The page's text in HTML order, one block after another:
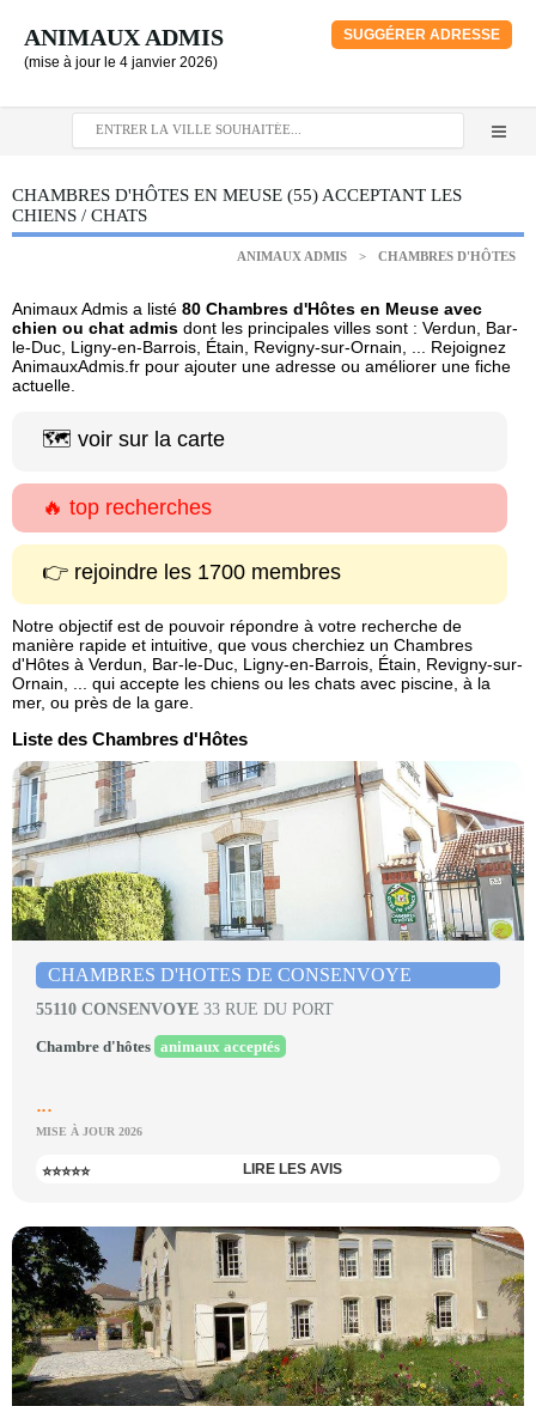
ANIMAUX ADMIS
(mise à jour le 4 janvier 2026)
SUGGÉRER ADRESSE
CHAMBRES D'HÔTES EN MEUSE (55) ACCEPTANT LES
CHIENS / CHATS
ANIMAUX ADMIS > CHAMBRES D'HÔTES
Animaux Admis a listé 80 Chambres d'Hôtes en Meuse avec
chien ou chat admis dont les principales villes sont : Verdun, Bar-
le-Duc, Ligny-en-Barrois, Étain, Revigny-sur-Ornain, ... Rejoignez
AnimauxAdmis.fr pour ajouter une adresse ou améliorer une fiche
actuelle.
🗺️ voir sur la carte
🔥 top recherches
👉 rejoindre les 1700 membres
Notre objectif est de pouvoir répondre à votre recherche de
manière rapide et intuitive, que vous cherchiez un Chambres
d'Hôtes à Verdun, Bar-le-Duc, Ligny-en-Barrois, Étain, Revigny-sur-
Ornain, ... qui accepte les chiens ou les chats avec piscine, à la
mer, ou près de la gare.
Liste des Chambres d'Hôtes
CHAMBRES D'HOTES DE CONSENVOYE
55110 CONSENVOYE 33 RUE DU PORT
Chambre d'hôtes animaux acceptés
...
MISE À JOUR 2026
⭐⭐⭐⭐⭐ LIRE LES AVIS